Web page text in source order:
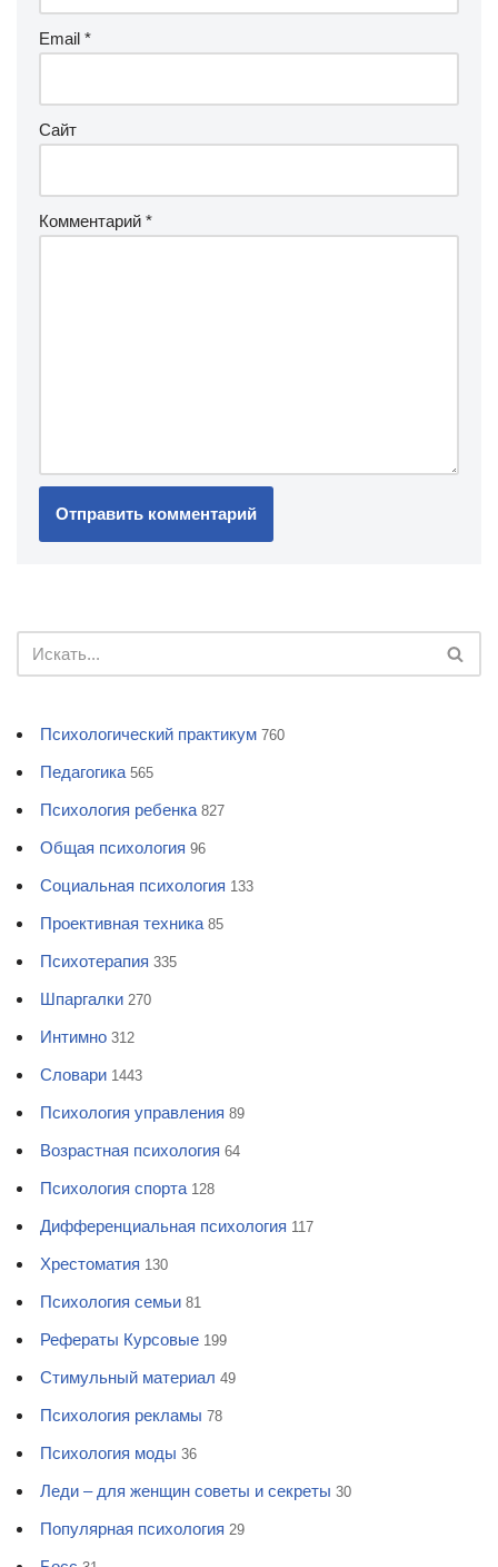
Email *
Сайт
Комментарий *
Психологический практикум 760
Педагогика 565
Психология ребенка 827
Общая психология 96
Социальная психология 133
Проективная техника 85
Психотерапия 335
Шпаргалки 270
Интимно 312
Словари 1443
Психология управления 89
Возрастная психология 64
Психология спорта 128
Дифференциальная психология 117
Хрестоматия 130
Психология семьи 81
Рефераты Курсовые 199
Стимульный материал 49
Психология рекламы 78
Психология моды 36
Леди – для женщин советы и секреты 30
Популярная психология 29